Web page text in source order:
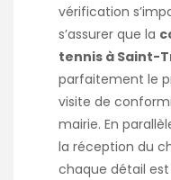
vérification
s’assurer que la
tennis à Saint-
parfaitement le
visite de
mairie. En
la réception du
chaque détail est